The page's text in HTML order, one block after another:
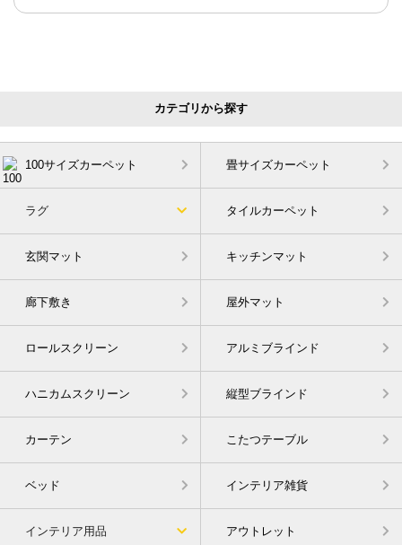
カテゴリから探す
100サイズカーペット 畳サイズカーペット
ラグ タイルカーペット
玄関マット キッチンマット
廊下敷き 屋外マット
ロールスクリーン アルミブラインド
ハニカムスクリーン 縦型ブラインド
カーテン こたつテーブル
ベッド インテリア雑貨
インテリア用品 アウトレット